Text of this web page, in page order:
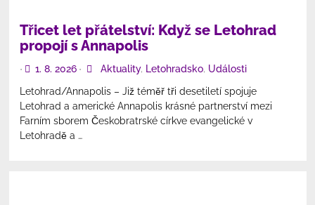
Třicet let přátelství: Když se Letohrad
propojí s Annapolis
• 1. 8. 2026 • Aktuality, Letohradsko, Události
Letohrad/Annapolis – Již téměř tři desetiletí spojuje
Letohrad a americké Annapolis krásné partnerství mezi
Farním sborem Českobratrské církve evangelické v
Letohradě a …